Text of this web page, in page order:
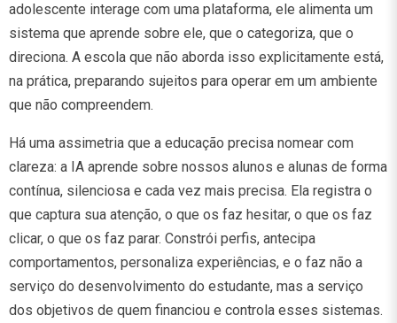
adolescente interage com uma plataforma, ele alimenta um
sistema que aprende sobre ele, que o categoriza, que o
direciona. A escola que não aborda isso explicitamente está,
na prática, preparando sujeitos para operar em um ambiente
que não compreendem.
Há uma assimetria que a educação precisa nomear com
clareza: a IA aprende sobre nossos alunos e alunas de forma
contínua, silenciosa e cada vez mais precisa. Ela registra o
que captura sua atenção, o que os faz hesitar, o que os faz
clicar, o que os faz parar. Constrói perfis, antecipa
comportamentos, personaliza experiências, e o faz não a
serviço do desenvolvimento do estudante, mas a serviço
dos objetivos de quem financiou e controla esses sistemas.